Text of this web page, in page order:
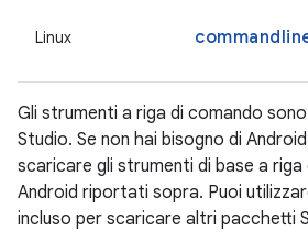
Linux
Gli strumenti a riga di comando
Studio. Se non hai bisogno di
scaricare gli strumenti di base a riga
Android riportati sopra. Puoi
incluso per scaricare altri pacchetti